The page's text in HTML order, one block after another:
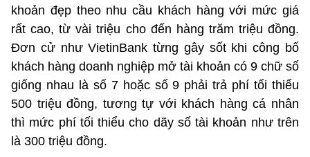
khoản đẹp theo nhu cầu khách hàng với mức giá
rất cao, từ vài triệu cho đến hàng trăm triệu đồng.
Đơn cử như VietinBank từng gây sốt khi công bố
khách hàng doanh nghiệp mở tài khoản có 9 chữ số
giống nhau là số 7 hoặc số 9 phải trả phí tối thiểu
500 triệu đồng, tương tự với khách hàng cá nhân
thì mức phí tối thiểu cho dãy số tài khoản như trên
là 300 triệu đồng.